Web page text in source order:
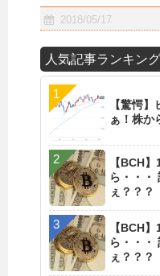
2018/05/17
人気記事ランキング
【驚愕
ぁ！株か
【BCH
ら・・・
ぇ？？？
【BCH
ら・・・
ぇ？？？